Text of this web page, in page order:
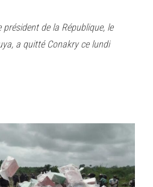
de la République, le
a quitté Conakry ce lundi